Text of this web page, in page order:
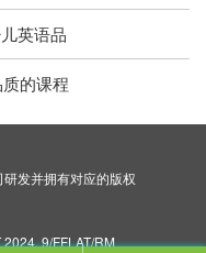
英语品
的课程
发并拥有对应的版权
9/FFLAT/RM